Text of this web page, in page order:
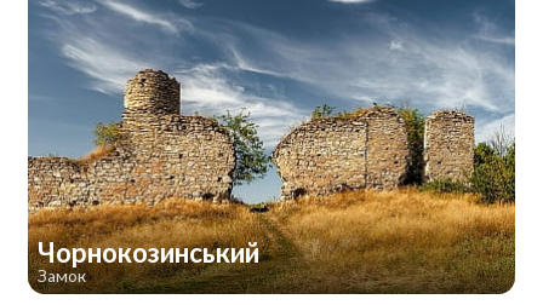
Чорнокозинський
Замок